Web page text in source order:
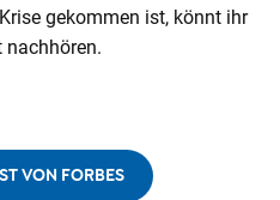
gekommen ist, könnt ihr
nachhören.
VON FORBES